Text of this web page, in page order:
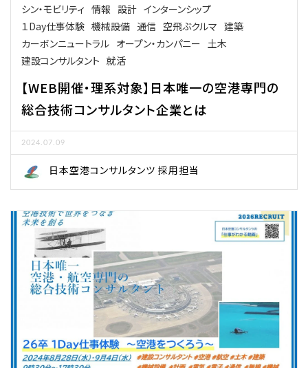
シン・モビリティ 情報 設計 インターンシップ
１Day仕事体験 機械設備 通信 空飛ぶクルマ 建築
カーボンニュートラル オープン・カンパニー 土木
建設コンサルタント 就活
【WEB開催・理系対象】日本唯一の空港専門の
総合技術コンサルタント企業とは
2024.07.09
日本空港コンサルタンツ 採用担当